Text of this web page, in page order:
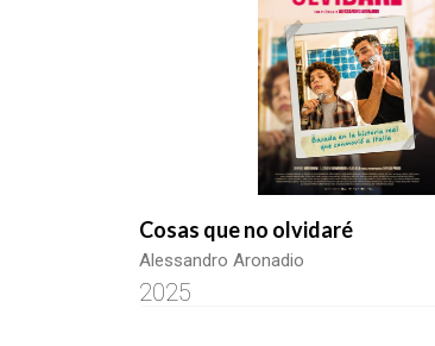
Cosas que no olvidaré
Alessandro Aronadio
2025